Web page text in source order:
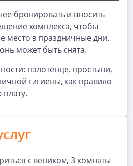
бронировать и вносить
комплекса, чтобы
место в праздничные дни.
может быть снята.
полотенце, простыни,
гигиены, как правило
с веником, 3 комнаты